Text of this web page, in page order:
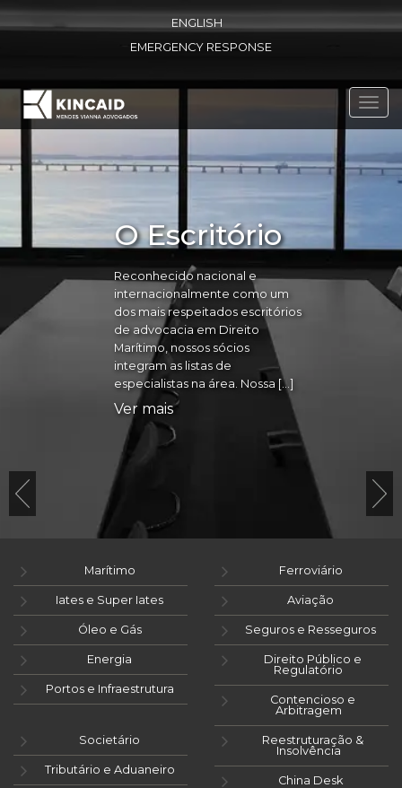
ENGLISH
EMERGENCY RESPONSE
O Escritório
Reconhecido nacional e
internacionalmente como um
dos mais respeitados escritórios
de advocacia em Direito
Marítimo, nossos sócios
integram as listas de
especialistas na área. Nossa […]
Ver mais
Marítimo
Iates e Super Iates
Óleo e Gás
Energia
Portos e Infraestrutura
Ferroviário
Aviação
Seguros e Resseguros
Direito Público e
Regulatório
Contencioso e
Arbitragem
Societário
Tributário e Aduaneiro
Reestruturação &
Insolvência
China Desk